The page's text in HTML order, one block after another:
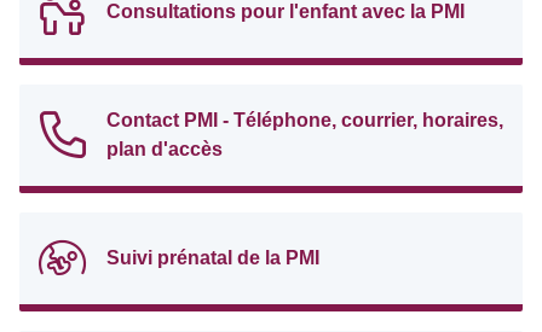
Consultations pour l'enfant avec la PMI
Contact PMI - Téléphone, courrier, horaires,
plan d'accès
Suivi prénatal de la PMI